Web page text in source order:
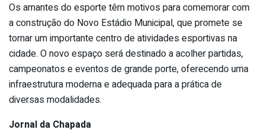
Os amantes do esporte têm motivos para comemorar com
a construção do Novo Estádio Municipal, que promete se
tornar um importante centro de atividades esportivas na
cidade. O novo espaço será destinado a acolher partidas,
campeonatos e eventos de grande porte, oferecendo uma
infraestrutura moderna e adequada para a prática de
diversas modalidades.
Jornal da Chapada